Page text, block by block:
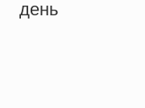
день